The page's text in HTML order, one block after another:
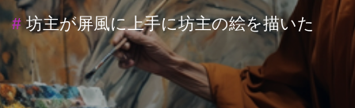
#坊主が屏風に上手に坊主の絵を描いた